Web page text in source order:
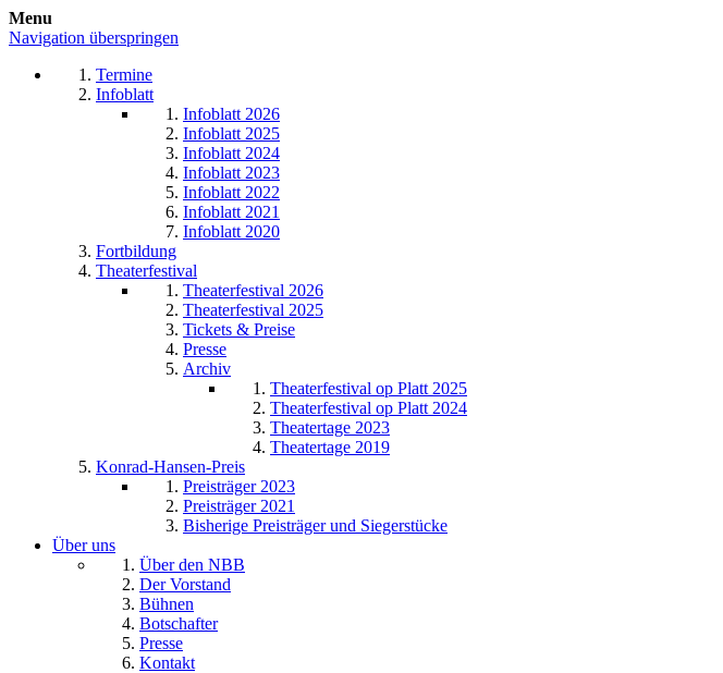
Menu
Navigation überspringen
Termine
Infoblatt
Infoblatt 2026
Infoblatt 2025
Infoblatt 2024
Infoblatt 2023
Infoblatt 2022
Infoblatt 2021
Infoblatt 2020
Fortbildung
Theaterfestival
Theaterfestival 2026
Theaterfestival 2025
Tickets & Preise
Presse
Archiv
Theaterfestival op Platt 2025
Theaterfestival op Platt 2024
Theatertage 2023
Theatertage 2019
Konrad-Hansen-Preis
Preisträger 2023
Preisträger 2021
Bisherige Preisträger und Siegerstücke
Über uns
Über den NBB
Der Vorstand
Bühnen
Botschafter
Presse
Kontakt